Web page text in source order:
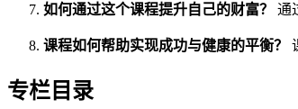
如何通过这个课程提升自己的财富？ 通
课程如何帮助实现成功与健康的平衡？
专栏目录